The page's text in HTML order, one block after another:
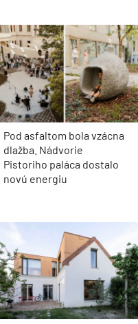
Pod asfaltom bola vzácna
dlažba. Nádvorie
Pistoriho paláca dostalo
novú energiu